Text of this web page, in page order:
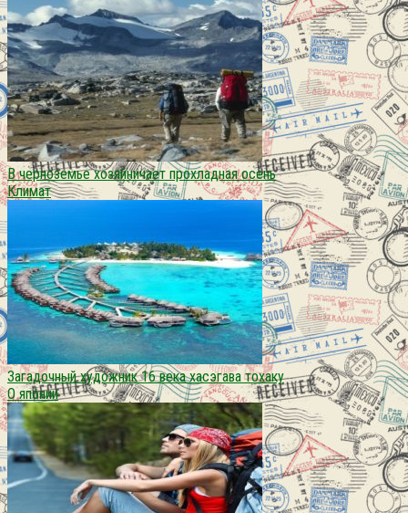
В черноземье хозяйничает прохладная осень
Климат
Загадочный художник 16 века хасэгава тохаку
О японии